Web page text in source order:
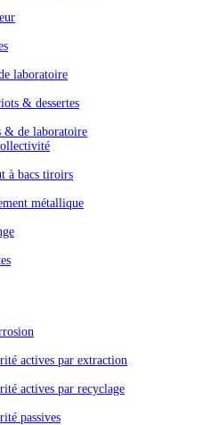
laboratoire
& dessertes
& de laboratoire
à bacs tiroirs
métallique
actives par extraction
actives par recyclage
passives